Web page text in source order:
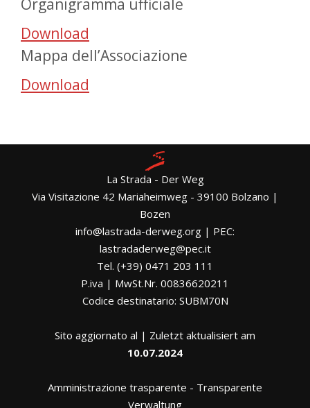
Organigramma ufficiale
Download
Mappa dell’Associazione
Download
La Strada - Der Weg
Via Visitazione 42 Mariaheimweg - 39100 Bolzano |
Bozen
info@lastrada-derweg.org | PEC:
lastradaderweg@pec.it
Tel. (+39) 0471 203 111
P.iva | MwSt.Nr. 00836620211
Codice destinatario: SUBM70N
Sito aggiornato al | Zuletzt aktualisiert am
10.07.2024
Amministrazione trasparente - Transparente
Verwaltung